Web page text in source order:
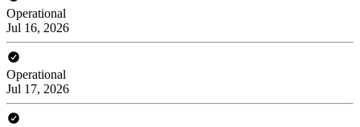
Operational
Jul 16, 2026
Operational
Jul 17, 2026